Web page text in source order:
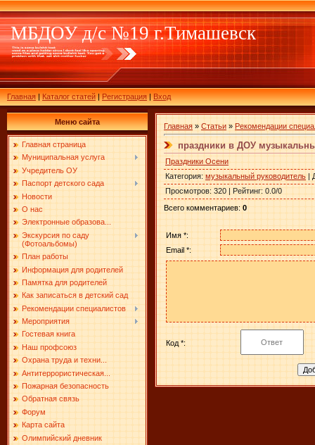
МБДОУ д/с №19 г.Тимашевск
Главная|Каталог статей|Регистрация|Вход
Меню сайта
Главная страница
Муниципальная услуга
Учредитель ОУ
Паспорт детского сада
Новости
О нас
Электронные образова...
Экскурсия по саду
(Фотоальбомы)
План работы
Информация для родителей
Памятка для родителей
Как записаться в детский сад
Рекомендации специалистов
Мероприятия
Гостевая книга
Наш профсоюз
Охрана труда и техни...
Антитеррористическая...
Пожарная безопасность
Обратная связь
Форум
Карта сайта
Олимпийский дневник
Главная » Статьи » Рекомендации
праздники в ДОУ
Праздники Осени
Категория: музыкальный руководитель |
Просмотров: 320 | Рейтинг: 0.0/0
Всего комментариев: 0
Имя *:
Email *:
Код *: